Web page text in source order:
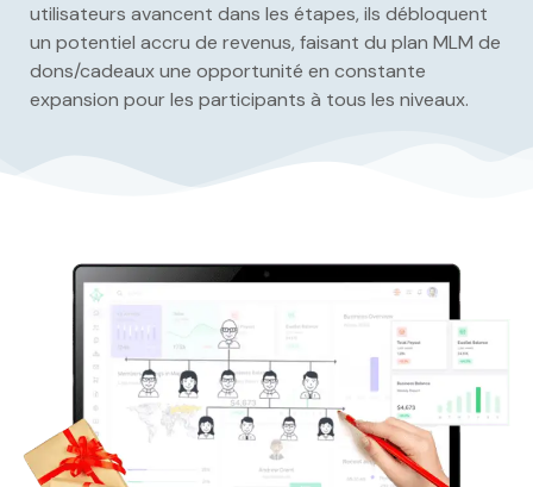
utilisateurs avancent dans les étapes, ils débloquent
un potentiel accru de revenus, faisant du plan MLM de
dons/cadeaux une opportunité en constante
expansion pour les participants à tous les niveaux.